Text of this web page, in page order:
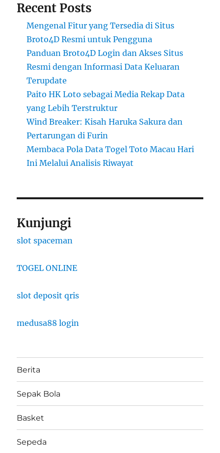
Recent Posts
Mengenal Fitur yang Tersedia di Situs
Broto4D Resmi untuk Pengguna
Panduan Broto4D Login dan Akses Situs
Resmi dengan Informasi Data Keluaran
Terupdate
Paito HK Loto sebagai Media Rekap Data
yang Lebih Terstruktur
Wind Breaker: Kisah Haruka Sakura dan
Pertarungan di Furin
Membaca Pola Data Togel Toto Macau Hari
Ini Melalui Analisis Riwayat
Kunjungi
slot spaceman
TOGEL ONLINE
slot deposit qris
medusa88 login
Berita
Sepak Bola
Basket
Sepeda